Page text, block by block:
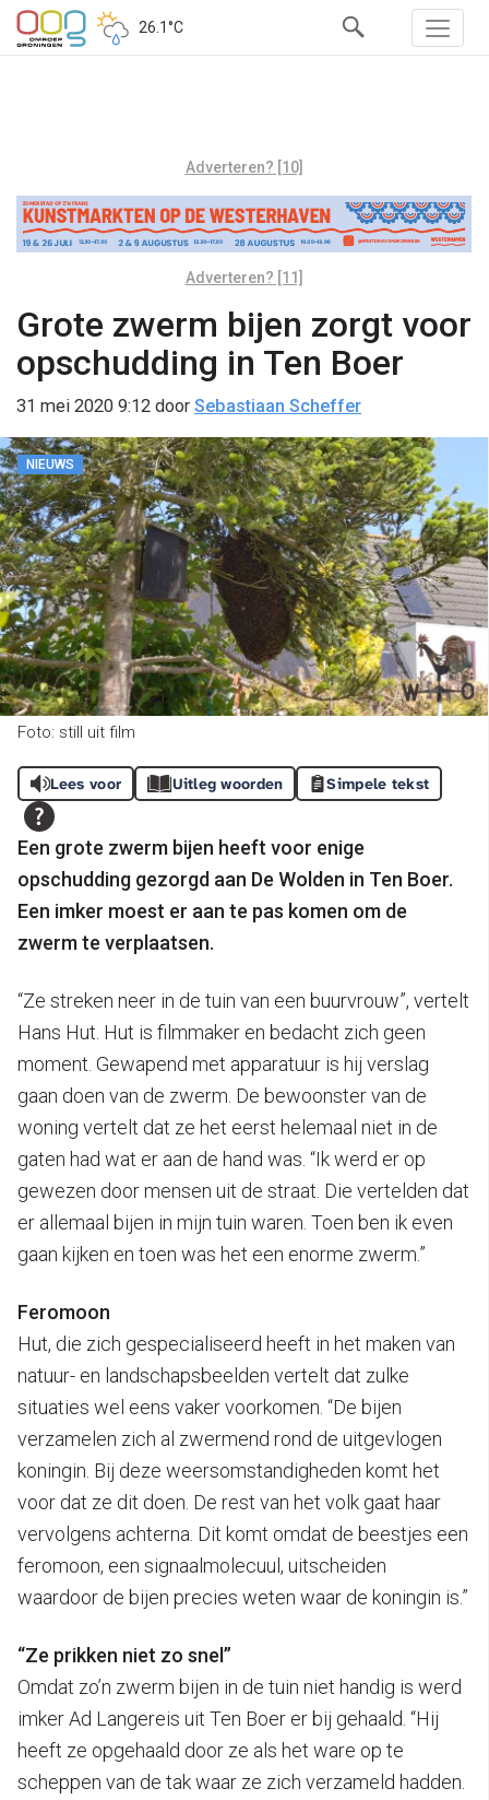
26.1°C
Adverteren? [10]
Adverteren? [11]
Grote zwerm bijen zorgt voor
opschudding in Ten Boer
31 mei 2020 9:12 door Sebastiaan Scheffer
NIEUWS
Foto: still uit film
Lees voor Uitleg woorden Simpele tekst
Een grote zwerm bijen heeft voor enige
opschudding gezorgd aan De Wolden in Ten Boer.
Een imker moest er aan te pas komen om de
zwerm te verplaatsen.
“Ze streken neer in de tuin van een buurvrouw”, vertelt
Hans Hut. Hut is filmmaker en bedacht zich geen
moment. Gewapend met apparatuur is hij verslag
gaan doen van de zwerm. De bewoonster van de
woning vertelt dat ze het eerst helemaal niet in de
gaten had wat er aan de hand was. “Ik werd er op
gewezen door mensen uit de straat. Die vertelden dat
er allemaal bijen in mijn tuin waren. Toen ben ik even
gaan kijken en toen was het een enorme zwerm.”
Feromoon
Hut, die zich gespecialiseerd heeft in het maken van
natuur- en landschapsbeelden vertelt dat zulke
situaties wel eens vaker voorkomen. “De bijen
verzamelen zich al zwermend rond de uitgevlogen
koningin. Bij deze weersomstandigheden komt het
voor dat ze dit doen. De rest van het volk gaat haar
vervolgens achterna. Dit komt omdat de beestjes een
feromoon, een signaalmolecuul, uitscheiden
waardoor de bijen precies weten waar de koningin is.”
“Ze prikken niet zo snel”
Omdat zo’n zwerm bijen in de tuin niet handig is werd
imker Ad Langereis uit Ten Boer er bij gehaald. “Hij
heeft ze opgehaald door ze als het ware op te
scheppen van de tak waar ze zich verzameld hadden.